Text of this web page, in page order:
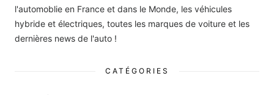
l'automoblie en France et dans le Monde, les véhicules
hybride et électriques, toutes les marques de voiture et les
dernières news de l'auto !
CATÉGORIES